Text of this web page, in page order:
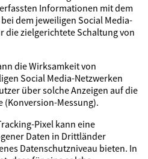
Informationen mit dem
dem jeweiligen Social Media-
die zielgerichtete Schaltung von
die Wirksamkeit von
Social Media-Netzwerken
über solche Anzeigen auf die
(Konversion-Messung).
Pixel kann eine
Daten in Drittländer
Datenschutzniveau bieten. In